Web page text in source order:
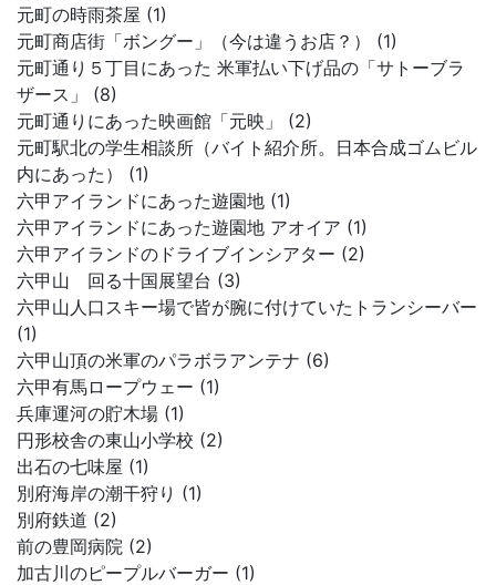
元町の時雨茶屋 (1)
元町商店街「ボングー」（今は違うお店？） (1)
元町通り５丁目にあった 米軍払い下げ品の「サトーブラ
ザース」 (8)
元町通りにあった映画館「元映」 (2)
元町駅北の学生相談所（バイト紹介所。日本合成ゴムビル
内にあった） (1)
六甲アイランドにあった遊園地 (1)
六甲アイランドにあった遊園地 アオイア (1)
六甲アイランドのドライブインシアター (2)
六甲山 回る十国展望台 (3)
六甲山人口スキー場で皆が腕に付けていたトランシーバー
(1)
六甲山頂の米軍のパラボラアンテナ (6)
六甲有馬ロープウェー (1)
兵庫運河の貯木場 (1)
円形校舎の東山小学校 (2)
出石の七味屋 (1)
別府海岸の潮干狩り (1)
別府鉄道 (2)
前の豊岡病院 (2)
加古川のピープルバーガー (1)